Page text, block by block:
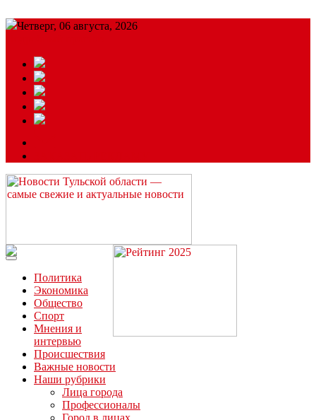
Четверг, 06 августа, 2026
Читайте последние новости дня в Тульской области на сайте
“ЗаНовомосковск”
Политика
Экономика
Общество
Спорт
Мнения и
интервью
Происшествия
Важные новости
Наши рубрики
Лица города
Профессионалы
Город в лицах